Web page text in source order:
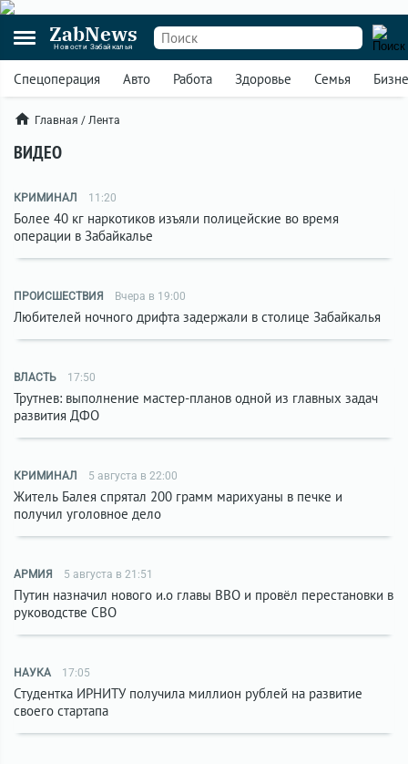
ZabNews
Новости Забайкалья
Спецоперация Авто Работа Здоровье Семья
Главная / Лента
ВИДЕО
КРИМИНАЛ 11:20
Более 40 кг наркотиков изъяли полицейские во время
операции в Забайкалье
ПРОИСШЕСТВИЯ Вчера в 19:00
Любителей ночного дрифта задержали в столице Забайкалья
ВЛАСТЬ 17:50
Трутнев: выполнение мастер-планов одной из главных задач
развития ДФО
КРИМИНАЛ 5 августа в 22:00
Житель Балея спрятал 200 грамм марихуаны в печке и
получил уголовное дело
АРМИЯ 5 августа в 21:51
Путин назначил нового и.о главы ВВО и провёл перестановки в
руководстве СВО
НАУКА 17:05
Студентка ИРНИТУ получила миллион рублей на развитие
своего стартапа